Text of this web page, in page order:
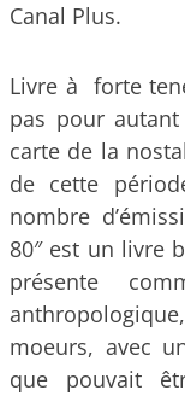
Canal Plus.
Livre à forte
pas pour
carte de la
de cette
nombre
80″ est un livre
présente
moeurs, avec
que pouvait